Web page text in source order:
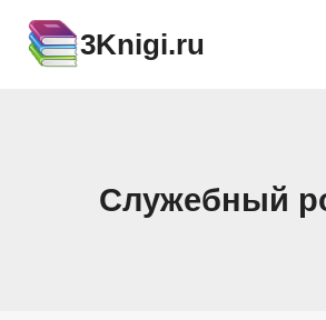
содержимому
3Knigi.ru
Служебный